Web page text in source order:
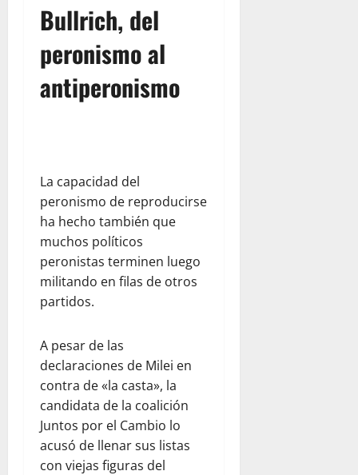
Bullrich, del
peronismo al
antiperonismo
La capacidad del
peronismo de reproducirse
ha hecho también que
muchos políticos
peronistas terminen luego
militando en filas de otros
partidos.
A pesar de las
declaraciones de Milei en
contra de «la casta», la
candidata de la coalición
Juntos por el Cambio lo
acusó de llenar sus listas
con viejas figuras del